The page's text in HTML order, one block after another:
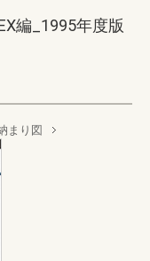
編_1995年度版
まり図